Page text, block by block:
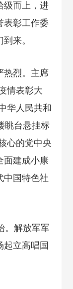
级而上，进
表彰工作委
来。
热烈。主席
情表彰大
华人民共和
眺台悬挂标
心的党中央
面建成小康
中国特色社
。解放军军
起立高唱国